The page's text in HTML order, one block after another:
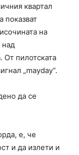
квартал
показват
на
над
От пилотската
„mayday“.
да се
е, че
и да излети и